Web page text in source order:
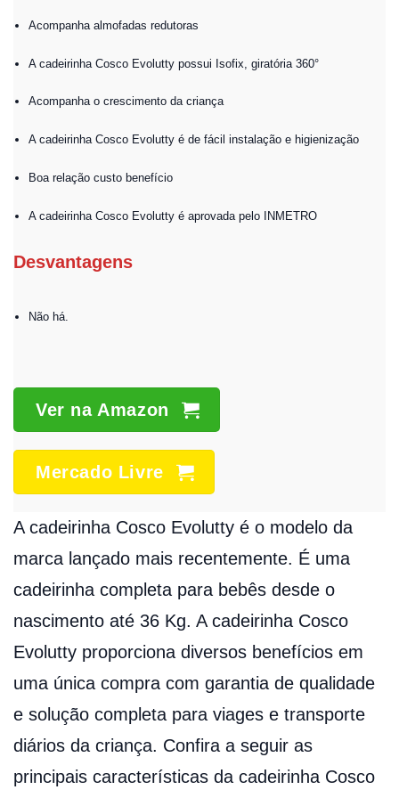
Acompanha almofadas redutoras
A cadeirinha Cosco Evolutty possui Isofix, giratória 360°
Acompanha o crescimento da criança
A cadeirinha Cosco Evolutty é de fácil instalação e higienização
Boa relação custo benefício
A cadeirinha Cosco Evolutty é aprovada pelo INMETRO
Desvantagens
Não há.
Ver na Amazon
Mercado Livre
A cadeirinha Cosco Evolutty é o modelo da
marca lançado mais recentemente. É uma
cadeirinha completa para bebês desde o
nascimento até 36 Kg. A cadeirinha Cosco
Evolutty proporciona diversos benefícios em
uma única compra com garantia de qualidade
e solução completa para viages e transporte
diários da criança. Confira a seguir as
principais características da cadeirinha Cosco